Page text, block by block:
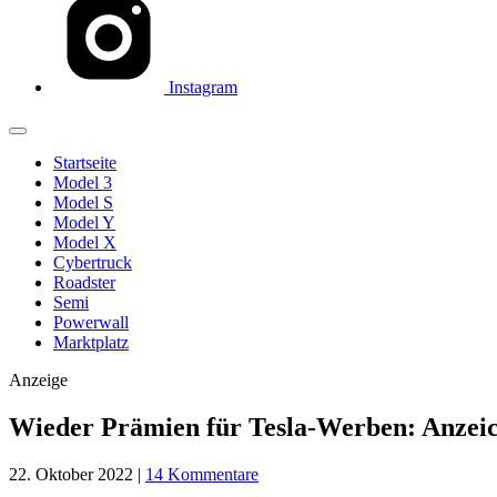
Instagram
Startseite
Model 3
Model S
Model Y
Model X
Cybertruck
Roadster
Semi
Powerwall
Marktplatz
Anzeige
Wieder Prämien für Tesla-Werben:
22. Oktober 2022 | 14 Kommentare